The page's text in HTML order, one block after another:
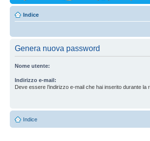
Indice
Genera nuova password
Nome utente:
Indirizzo e-mail:
Deve essere l’indirizzo e-mail che hai inserito durante la
Indice